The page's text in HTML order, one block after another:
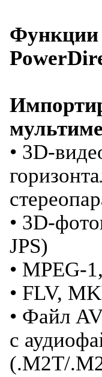
• 3D-
• 3D-
JPS)
• MPEG-
• FLV,
• Файл
с
(.M2T/